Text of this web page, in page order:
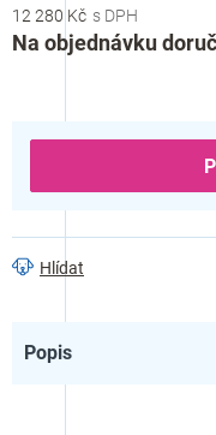
12 280 Kč
Měrná
cena:
Na objednávku
Hlídat
Popis